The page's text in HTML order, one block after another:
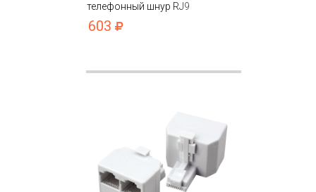
телефонный шнур RJ9
603